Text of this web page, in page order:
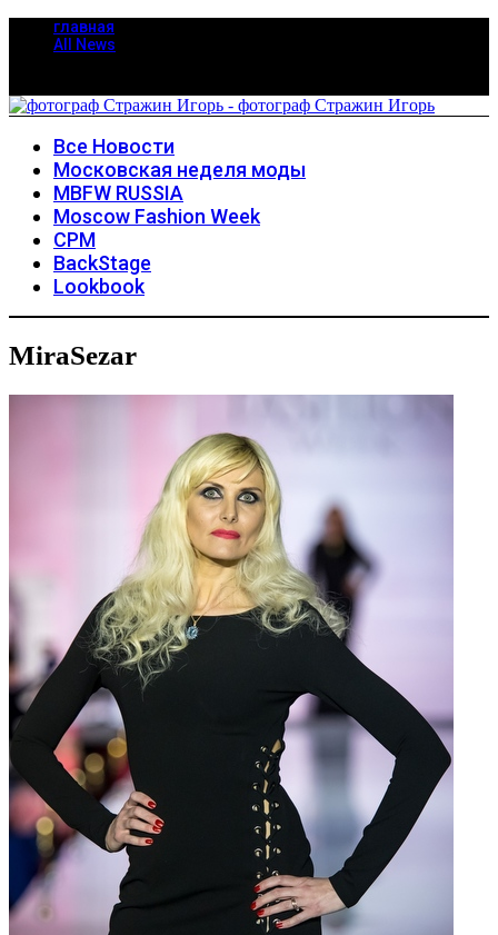
главная
All News
Все Новости
Московская неделя моды
MBFW RUSSIA
Moscow Fashion Week
CPM
BackStage
Lookbook
MiraSezar